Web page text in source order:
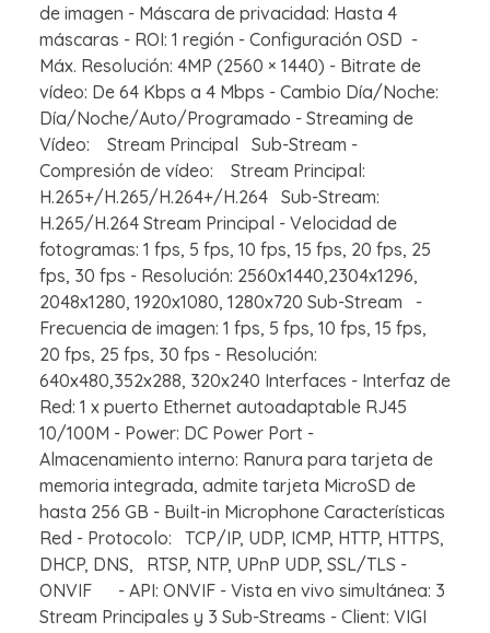
de imagen - Máscara de privacidad: Hasta 4
máscaras - ROI: 1 región - Configuración OSD -
Máx. Resolución: 4MP (2560 × 1440) - Bitrate de
vídeo: De 64 Kbps a 4 Mbps - Cambio Día/Noche:
Día/Noche/Auto/Programado - Streaming de
Vídeo: Stream Principal Sub-Stream -
Compresión de vídeo: Stream Principal:
H.265+/H.265/H.264+/H.264 Sub-Stream:
H.265/H.264 Stream Principal - Velocidad de
fotogramas: 1 fps, 5 fps, 10 fps, 15 fps, 20 fps, 25
fps, 30 fps - Resolución: 2560x1440,2304x1296,
2048x1280, 1920x1080, 1280x720 Sub-Stream -
Frecuencia de imagen: 1 fps, 5 fps, 10 fps, 15 fps,
20 fps, 25 fps, 30 fps - Resolución:
640x480,352x288, 320x240 Interfaces - Interfaz de
Red: 1 x puerto Ethernet autoadaptable RJ45
10/100M - Power: DC Power Port -
Almacenamiento interno: Ranura para tarjeta de
memoria integrada, admite tarjeta MicroSD de
hasta 256 GB - Built-in Microphone Características
Red - Protocolo: TCP/IP, UDP, ICMP, HTTP, HTTPS,
DHCP, DNS, RTSP, NTP, UPnP UDP, SSL/TLS -
ONVIF - API: ONVIF - Vista en vivo simultánea: 3
Stream Principales y 3 Sub-Streams - Client: VIGI